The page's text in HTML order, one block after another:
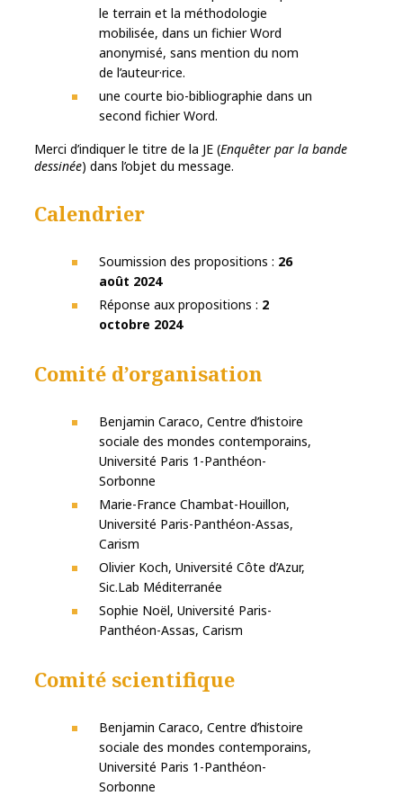
le terrain et la méthodologie
mobilisée, dans un fichier Word
anonymisé, sans mention du nom
de l’auteur·rice.
une courte bio-bibliographie dans un
second fichier Word.
Merci d’indiquer le titre de la JE (Enquêter par la bande
dessinée) dans l’objet du message.
Calendrier
Soumission des propositions : 26
août 2024
Réponse aux propositions : 2
octobre 2024
Comité d’organisation
Benjamin Caraco, Centre d’histoire
sociale des mondes contemporains,
Université Paris 1-Panthéon-
Sorbonne
Marie-France Chambat-Houillon,
Université Paris-Panthéon-Assas,
Carism
Olivier Koch, Université Côte d’Azur,
Sic.Lab Méditerranée
Sophie Noël, Université Paris-
Panthéon-Assas, Carism
Comité scientifique
Benjamin Caraco, Centre d’histoire
sociale des mondes contemporains,
Université Paris 1-Panthéon-
Sorbonne